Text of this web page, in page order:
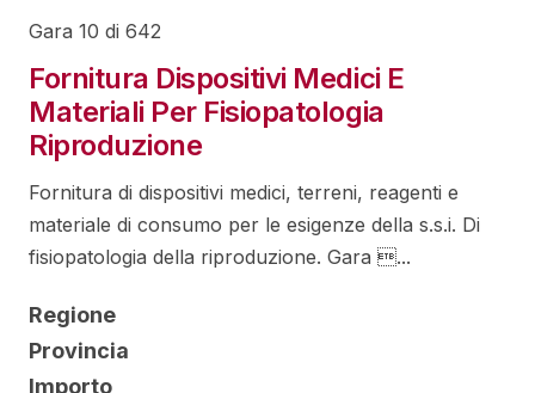
Gara 10 di 642
Fornitura Dispositivi Medici E
Materiali Per Fisiopatologia
Riproduzione
Fornitura di dispositivi medici, terreni, reagenti e
materiale di consumo per le esigenze della s.s.i. Di
fisiopatologia della riproduzione. Gara ...
Regione
Provincia
Importo